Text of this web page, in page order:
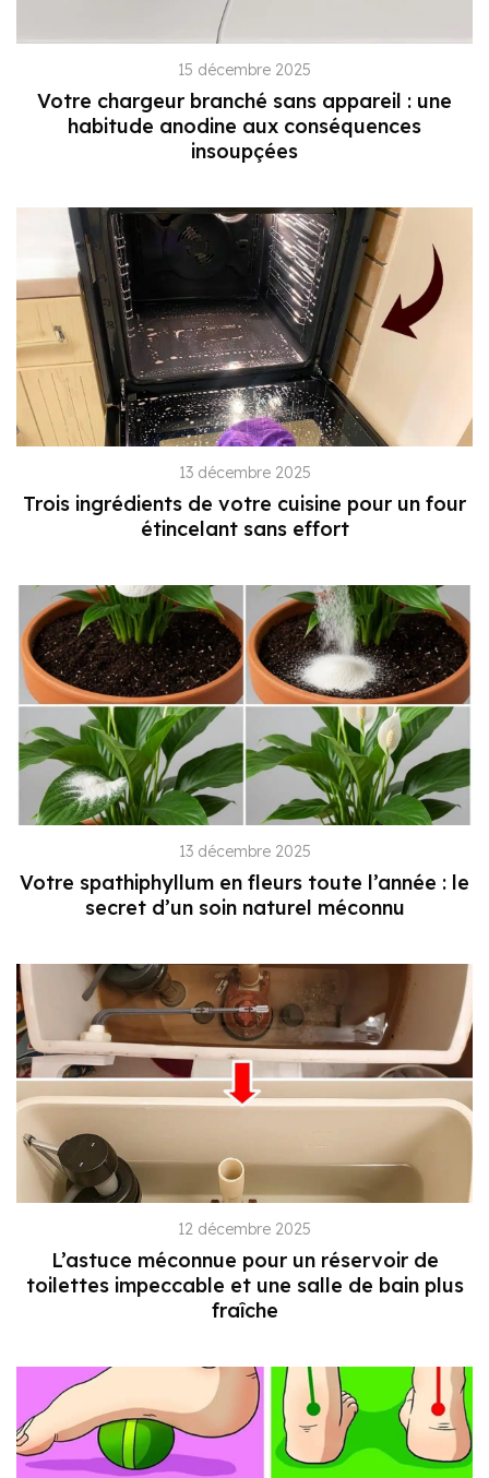
15 décembre 2025
Votre chargeur branché sans appareil : une
habitude anodine aux conséquences
insoupçées
13 décembre 2025
Trois ingrédients de votre cuisine pour un four
étincelant sans effort
13 décembre 2025
Votre spathiphyllum en fleurs toute l’année : le
secret d’un soin naturel méconnu
12 décembre 2025
L’astuce méconnue pour un réservoir de
toilettes impeccable et une salle de bain plus
fraîche